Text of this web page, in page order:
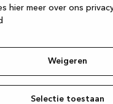
hier meer over ons
Weigeren
Selectie toestaan
(see the browser
information).